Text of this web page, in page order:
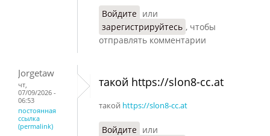
Войдите или
зарегистрируйтесь , чтобы
отправлять комментарии
Jorgetaw
чт,
07/09/2026 -
06:53
постоянная
ссылка
(permalink)
такой https://slon8-cc.at
такой https://slon8-cc.at
Войдите или